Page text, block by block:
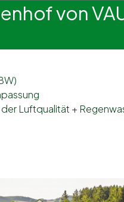
von
Luftqualität +